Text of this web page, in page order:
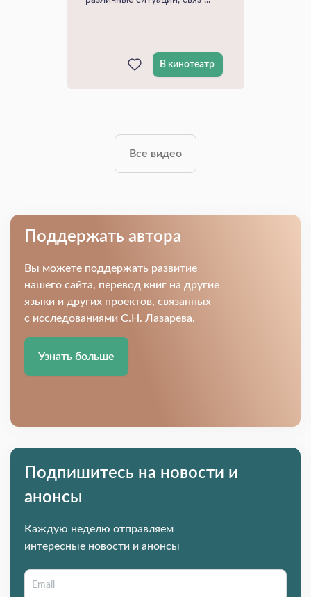
В кинотеатр
Все видео
Поддержать автора
Вы можете поддержать развитие
нашего сайта, перевод книг на другие
языки и других проектов, связанных
с исследованиями С.Н. Лазарева.
Узнать больше
Подпишитесь на новости и
анонсы
Каждую неделю отправляем
интересные новости и анонсы